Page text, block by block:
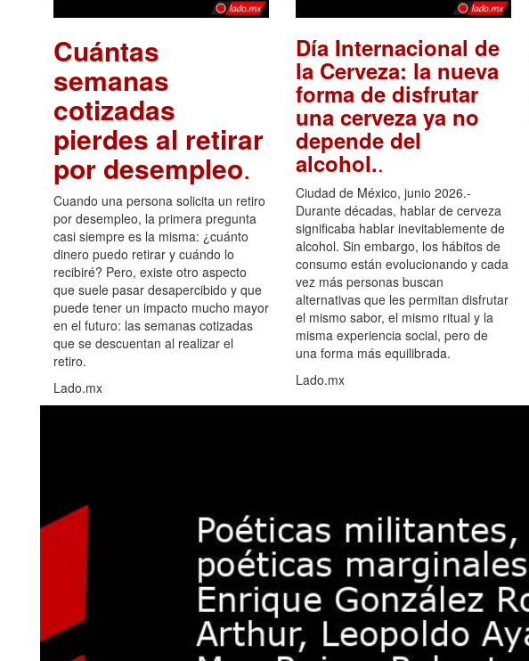
Cuántas
semanas
cotizadas
pierdes al retirar
por desempleo.
Cuando una persona solicita un retiro
por desempleo, la primera pregunta
casi siempre es la misma: ¿cuánto
dinero puedo retirar y cuándo lo
recibiré? Pero, existe otro aspecto
que suele pasar desapercibido y que
puede tener un impacto mucho mayor
en el futuro: las semanas cotizadas
que se descuentan al realizar el
retiro.
Lado.mx
Día Internacional de
la Cerveza: la nueva
forma de disfrutar
una cerveza ya no
depende del
alcohol..
Ciudad de México, junio 2026.-
Durante décadas, hablar de cerveza
significaba hablar inevitablemente de
alcohol. Sin embargo, los hábitos de
consumo están evolucionando y cada
vez más personas buscan
alternativas que les permitan disfrutar
el mismo sabor, el mismo ritual y la
misma experiencia social, pero de
una forma más equilibrada.
Lado.mx